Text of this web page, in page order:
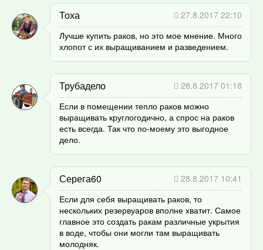
Тоха
27.8.2017 22:10
Лучше купить раков, но это мое мнение. Много
хлопот с их выращиванием и разведением.
Трубадело
28.8.2017 01:18
Если в помещении тепло раков можно
выращивать круглогодично, а спрос на раков
есть всегда. Так что по-моему это выгодное
дело.
Серега60
28.8.2017 10:41
Если для себя выращивать раков, то
нескольких резервуаров вполне хватит. Самое
главное это создать ракам различные укрытия
в воде, чтобы они могли там выращивать
молодняк.